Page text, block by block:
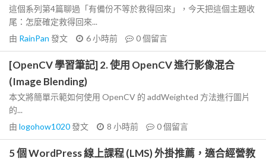
這個系列第4篇聊過「有備份不等於救得回來」，今天把這個主題收
尾：怎麼確定救得回來...
由 RainPan 發文 6 小時前 0個留言
[OpenCV 學習筆記] 2. 使用 OpenCV 進行影像混合
(Image Blending)
本文將簡單示範如何使用 OpenCV 的 addWeighted 方法進行圖片
的...
由 logohow1020發文 8 小時前 0個留言
5 個 WordPress 線上課程 (LMS) 外掛推薦，適合經營教